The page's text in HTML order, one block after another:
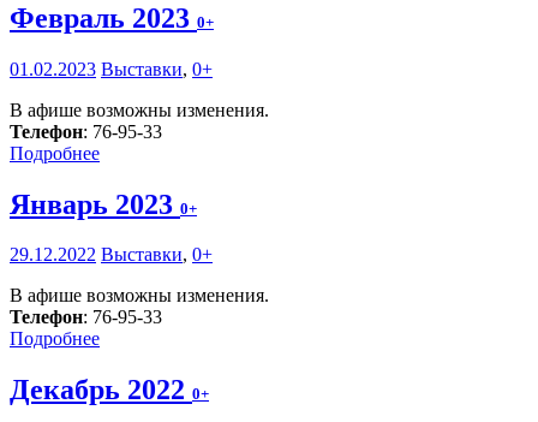
Февраль 2023 0+
01.02.2023 Выставки, 0+
В афише возможны изменения.
Телефон: 76-95-33
Подробнее
Январь 2023 0+
29.12.2022 Выставки, 0+
В афише возможны изменения.
Телефон: 76-95-33
Подробнее
Декабрь 2022 0+